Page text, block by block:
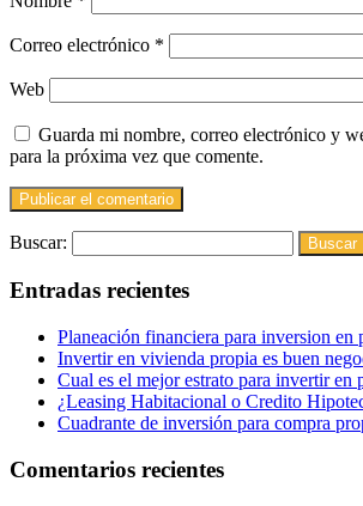
Correo electrónico *
Web
Guarda mi nombre, correo electrónico y
para la próxima vez que comente.
Buscar:
Entradas recientes
Planeación financiera para inversion en
Invertir en vivienda propia es buen
Cual es el mejor estrato para invertir en
¿Leasing Habitacional o Credito
Cuadrante de inversión para compra
Comentarios recientes